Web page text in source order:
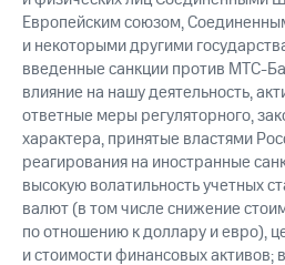
Европейским союзом,
и некоторыми другими
введенные санкции против МТС-
влияние на нашу деятельность,
ответные меры регуляторного,
характера, принятые властями
реагирования на иностранные
высокую волатильность учетных
валют (в том числе снижение
по отношению к доллару и евро),
и стоимости финансовых активов;